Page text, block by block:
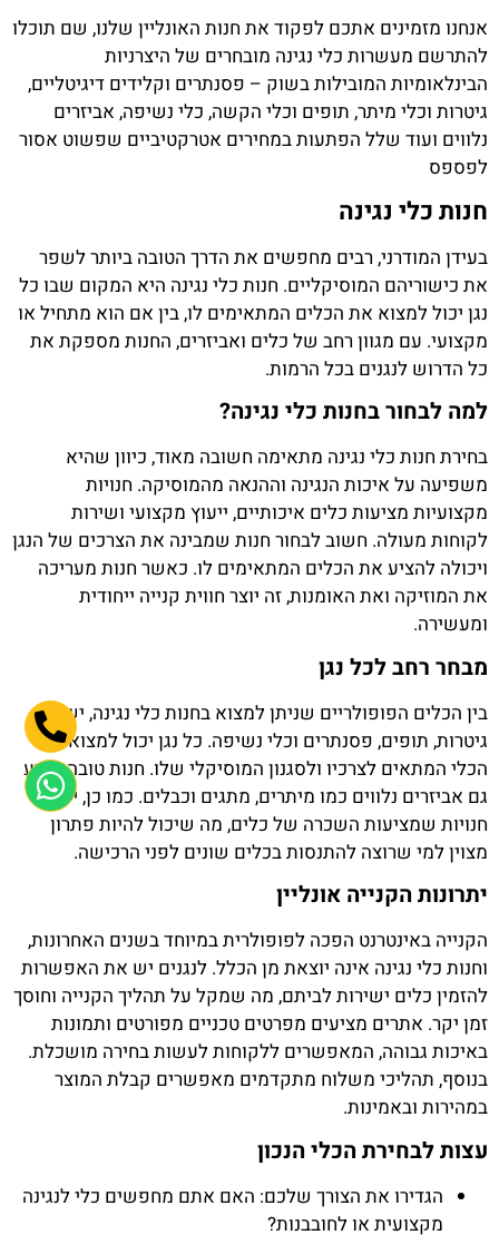
אנחנו מזמינים אתכם לפקוד את חנות האונליין שלנו, שם תוכלו
להתרשם מעשרות כלי נגינה מובחרים של היצרניות
הבינלאומיות המובילות בשוק – פסנתרים וקלידים דיגיטליים,
גיטרות וכלי מיתר, תופים וכלי הקשה, כלי נשיפה, אביזרים
נלווים ועוד שלל הפתעות במחירים אטרקטיביים שפשוט אסור
לפספס
חנות כלי נגינה
בעידן המודרני, רבים מחפשים את הדרך הטובה ביותר לשפר
את כישוריהם המוסיקליים. חנות כלי נגינה היא המקום שבו כל
נגן יכול למצוא את הכלים המתאימים לו, בין אם הוא מתחיל או
מקצועי. עם מגוון רחב של כלים ואביזרים, החנות מספקת את
כל הדרוש לנגנים בכל הרמות.
למה לבחור בחנות כלי נגינה?
בחירת חנות כלי נגינה מתאימה חשובה מאוד, כיוון שהיא
משפיעה על איכות הנגינה וההנאה מהמוסיקה. חנויות
מקצועיות מציעות כלים איכותיים, ייעוץ מקצועי ושירות
לקוחות מעולה. חשוב לבחור חנות שמבינה את הצרכים של הנגן
ויכולה להציע את הכלים המתאימים לו. כאשר חנות מעריכה
את המוזיקה ואת האומנות, זה יוצר חווית קנייה ייחודית
ומעשירה.
מבחר רחב לכל נגן
בין הכלים הפופולריים שניתן למצוא בחנות כלי נגינה, ישנן
גיטרות, תופים, פסנתרים וכלי נשיפה. כל נגן יכול למצוא את
הכלי המתאים לצרכיו ולסגנון המוסיקלי שלו. חנות טובה תציע
גם אביזרים נלווים כמו מיתרים, מתגים וכבלים. כמו כן, ישנם
חנויות שמציעות השכרה של כלים, מה שיכול להיות פתרון
מצוין למי שרוצה להתנסות בכלים שונים לפני הרכישה.
יתרונות הקנייה אונליין
הקנייה באינטרנט הפכה לפופולרית במיוחד בשנים האחרונות,
וחנות כלי נגינה אינה יוצאת מן הכלל. לנגנים יש את האפשרות
להזמין כלים ישירות לביתם, מה שמקל על תהליך הקנייה וחוסך
זמן יקר. אתרים מציעים מפרטים טכניים מפורטים ותמונות
באיכות גבוהה, המאפשרים ללקוחות לעשות בחירה מושכלת.
בנוסף, תהליכי משלוח מתקדמים מאפשרים קבלת המוצר
במהירות ובאמינות.
עצות לבחירת הכלי הנכון
הגדירו את הצורך שלכם: האם אתם מחפשים כלי לנגינה
מקצועית או לחובבנות?